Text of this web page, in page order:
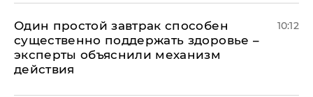
Один простой завтрак способен
существенно поддержать здоровье –
эксперты объяснили механизм
действия
10:12